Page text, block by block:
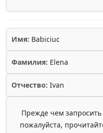
Имя: Babiciuc
Фамилия: Elena
Отчество: Ivan
Прежде чем
пожалуйста,